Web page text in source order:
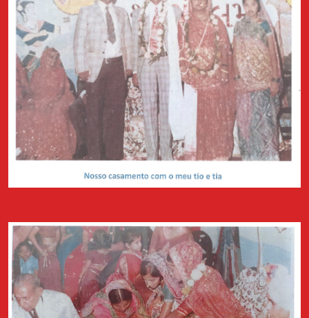
É com muito orgulho que partilhamos o resultado do trabalho de
dois anos de recolha de memórias, sob forma de diários, entre
migrantes que actualmente vivem em Lisboa. O livro “Diários de
Mulheres Migrantes” é composto por um conjunto de excertos
de diários de mulheres que participaram no projecto “Diários de
Migrantes”.
Ler livro
FESTA DOS DIÁRIOS Contos Migrantes
No dia 4 de abril de 2025, na Casa do Comum em Lisboa, o Arquivo
à migração. Será apresentado o podcast "Diários de Migrantes",
projecção do filme "Bangla" (2019) de Phaim Bhuiyan, comédia
romântica sobre o amor atribulado entre um rapaz de ascendência
bengali e uma rapariga italiana. A entrada para o filme tem um
custo simbólico de 5 diários que reverte como donativo para a
associação Arquivo dos Diários.
Apoio: RISI FILM e Casa do Comum